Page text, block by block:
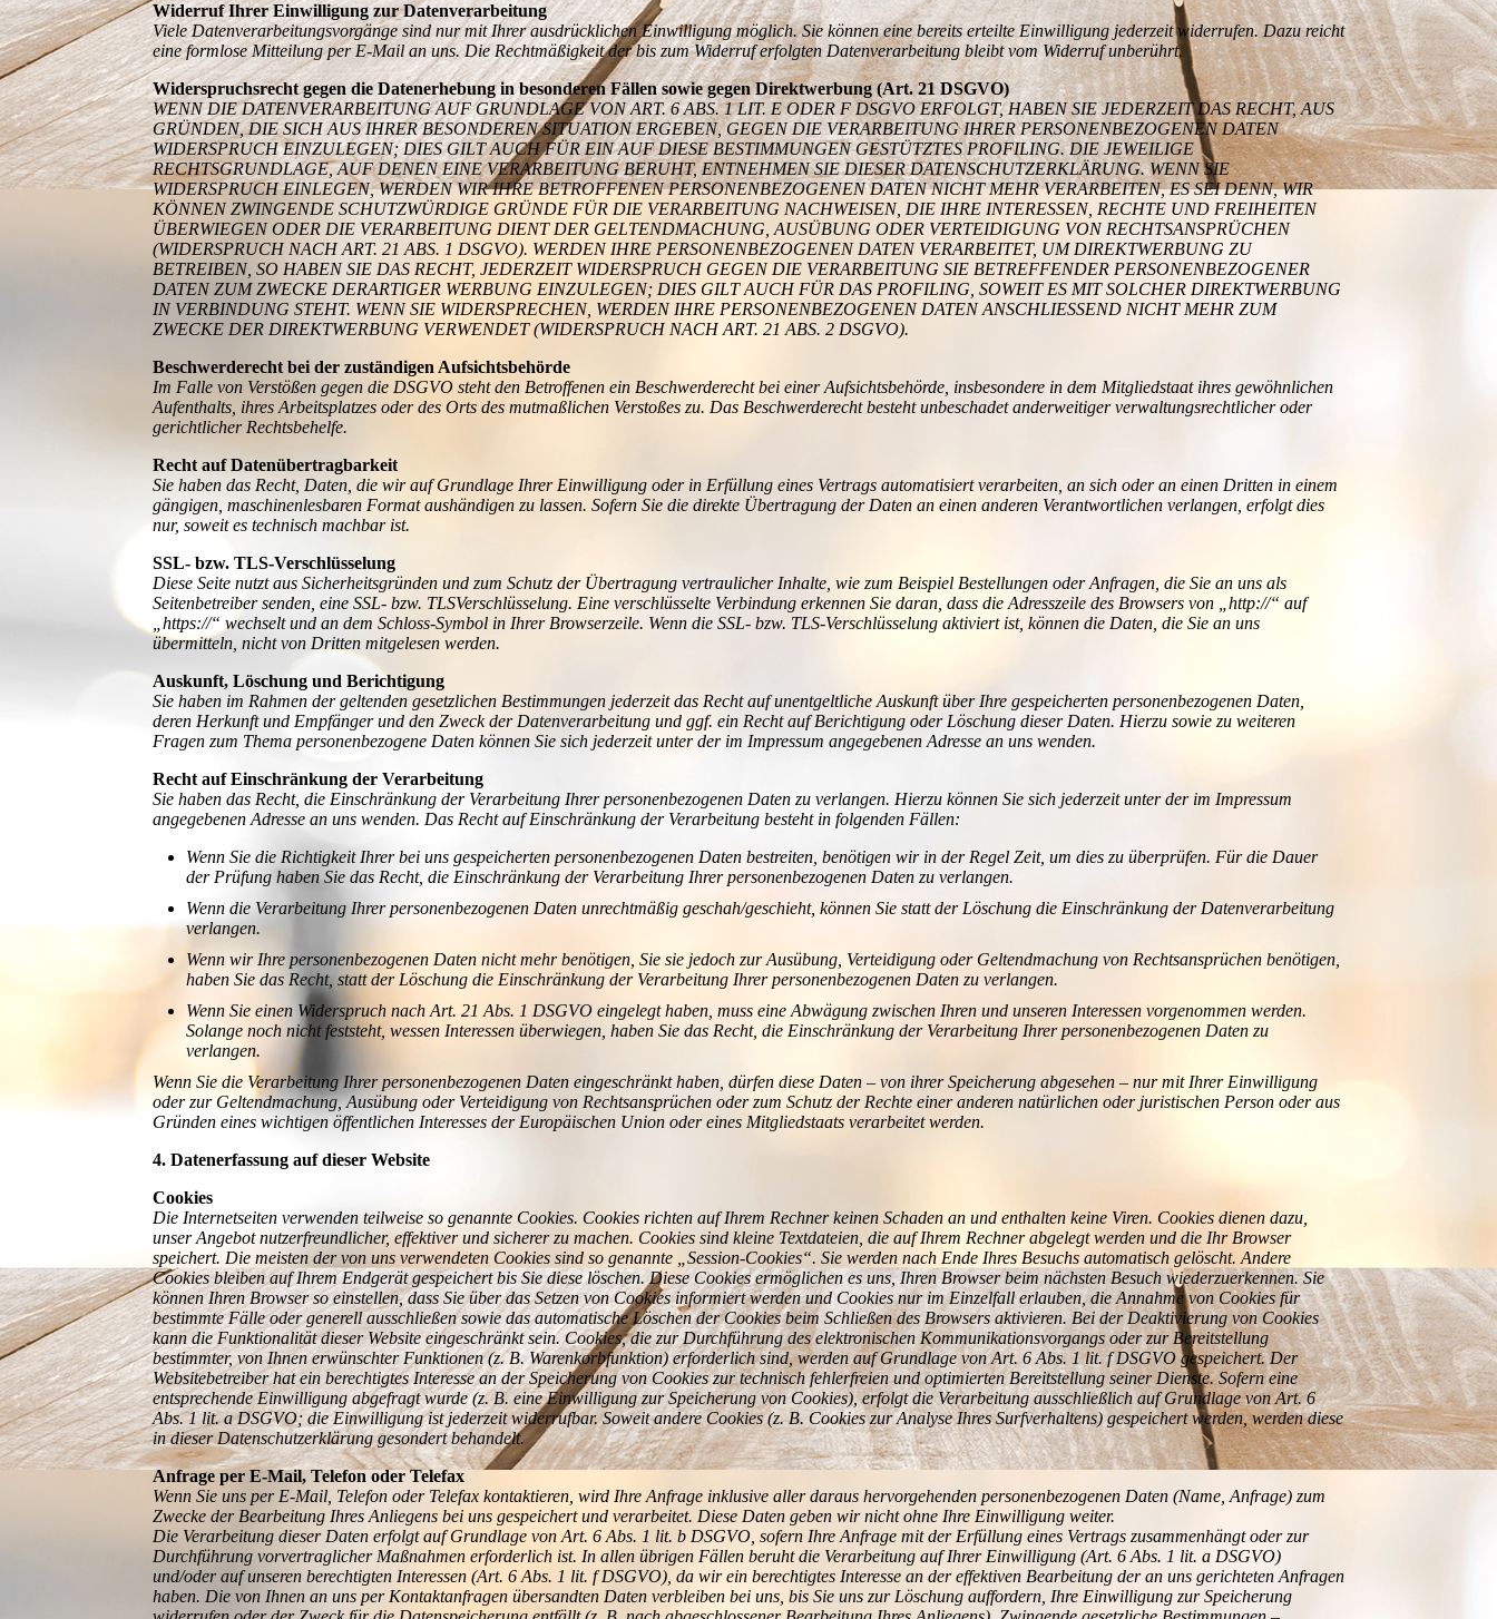
Widerruf Ihrer Einwilligung zur Datenverarbeitung
Viele Datenverarbeitungsvorgänge sind nur mit Ihrer ausdrücklichen Einwilligung möglich. Sie können eine bereits erteilte Einwilligung jederzeit widerrufen. Dazu reicht
eine formlose Mitteilung per E-Mail an uns. Die Rechtmäßigkeit der bis zum Widerruf erfolgten Datenverarbeitung bleibt vom Widerruf unberührt.
Widerspruchsrecht gegen die Datenerhebung in besonderen Fällen sowie gegen Direktwerbung (Art. 21 DSGVO)
WENN DIE DATENVERARBEITUNG AUF GRUNDLAGE VON ART. 6 ABS. 1 LIT. E ODER F DSGVO ERFOLGT, HABEN SIE JEDERZEIT DAS RECHT, AUS
GRÜNDEN, DIE SICH AUS IHRER BESONDEREN SITUATION ERGEBEN, GEGEN DIE VERARBEITUNG IHRER PERSONENBEZOGENEN DATEN
WIDERSPRUCH EINZULEGEN; DIES GILT AUCH FÜR EIN AUF DIESE BESTIMMUNGEN GESTÜTZTES PROFILING. DIE JEWEILIGE
RECHTSGRUNDLAGE, AUF DENEN EINE VERARBEITUNG BERUHT, ENTNEHMEN SIE DIESER DATENSCHUTZERKLÄRUNG. WENN SIE
WIDERSPRUCH EINLEGEN, WERDEN WIR IHRE BETROFFENEN PERSONENBEZOGENEN DATEN NICHT MEHR VERARBEITEN, ES SEI DENN, WIR
KÖNNEN ZWINGENDE SCHUTZWÜRDIGE GRÜNDE FÜR DIE VERARBEITUNG NACHWEISEN, DIE IHRE INTERESSEN, RECHTE UND FREIHEITEN
ÜBERWIEGEN ODER DIE VERARBEITUNG DIENT DER GELTENDMACHUNG, AUSÜBUNG ODER VERTEIDIGUNG VON RECHTSANSPRÜCHEN
(WIDERSPRUCH NACH ART. 21 ABS. 1 DSGVO). WERDEN IHRE PERSONENBEZOGENEN DATEN VERARBEITET, UM DIREKTWERBUNG ZU
BETREIBEN, SO HABEN SIE DAS RECHT, JEDERZEIT WIDERSPRUCH GEGEN DIE VERARBEITUNG SIE BETREFFENDER PERSONENBEZOGENER
DATEN ZUM ZWECKE DERARTIGER WERBUNG EINZULEGEN; DIES GILT AUCH FÜR DAS PROFILING, SOWEIT ES MIT SOLCHER DIREKTWERBUNG
IN VERBINDUNG STEHT. WENN SIE WIDERSPRECHEN, WERDEN IHRE PERSONENBEZOGENEN DATEN ANSCHLIESSEND NICHT MEHR ZUM
ZWECKE DER DIREKTWERBUNG VERWENDET (WIDERSPRUCH NACH ART. 21 ABS. 2 DSGVO).
Beschwerderecht bei der zuständigen Aufsichtsbehörde
Im Falle von Verstößen gegen die DSGVO steht den Betroffenen ein Beschwerderecht bei einer Aufsichtsbehörde, insbesondere in dem Mitgliedstaat ihres gewöhnlichen
Aufenthalts, ihres Arbeitsplatzes oder des Orts des mutmaßlichen Verstoßes zu. Das Beschwerderecht besteht unbeschadet anderweitiger verwaltungsrechtlicher oder
gerichtlicher Rechtsbehelfe.
Recht auf Datenübertragbarkeit
Sie haben das Recht, Daten, die wir auf Grundlage Ihrer Einwilligung oder in Erfüllung eines Vertrags automatisiert verarbeiten, an sich oder an einen Dritten in einem
gängigen, maschinenlesbaren Format aushändigen zu lassen. Sofern Sie die direkte Übertragung der Daten an einen anderen Verantwortlichen verlangen, erfolgt dies
nur, soweit es technisch machbar ist.
SSL- bzw. TLS-Verschlüsselung
Diese Seite nutzt aus Sicherheitsgründen und zum Schutz der Übertragung vertraulicher Inhalte, wie zum Beispiel Bestellungen oder Anfragen, die Sie an uns als
Seitenbetreiber senden, eine SSL- bzw. TLSVerschlüsselung. Eine verschlüsselte Verbindung erkennen Sie daran, dass die Adresszeile des Browsers von „http://“ auf
„https://“ wechselt und an dem Schloss-Symbol in Ihrer Browserzeile. Wenn die SSL- bzw. TLS-Verschlüsselung aktiviert ist, können die Daten, die Sie an uns
übermitteln, nicht von Dritten mitgelesen werden.
Auskunft, Löschung und Berichtigung
Sie haben im Rahmen der geltenden gesetzlichen Bestimmungen jederzeit das Recht auf unentgeltliche Auskunft über Ihre gespeicherten personenbezogenen Daten,
deren Herkunft und Empfänger und den Zweck der Datenverarbeitung und ggf. ein Recht auf Berichtigung oder Löschung dieser Daten. Hierzu sowie zu weiteren
Fragen zum Thema personenbezogene Daten können Sie sich jederzeit unter der im Impressum angegebenen Adresse an uns wenden.
Recht auf Einschränkung der Verarbeitung
Sie haben das Recht, die Einschränkung der Verarbeitung Ihrer personenbezogenen Daten zu verlangen. Hierzu können Sie sich jederzeit unter der im Impressum
angegebenen Adresse an uns wenden. Das Recht auf Einschränkung der Verarbeitung besteht in folgenden Fällen:
Wenn Sie die Richtigkeit Ihrer bei uns gespeicherten personenbezogenen Daten bestreiten, benötigen wir in der Regel Zeit, um dies zu überprüfen. Für die Dauer
der Prüfung haben Sie das Recht, die Einschränkung der Verarbeitung Ihrer personenbezogenen Daten zu verlangen.
Wenn die Verarbeitung Ihrer personenbezogenen Daten unrechtmäßig geschah/geschieht, können Sie statt der Löschung die Einschränkung der Datenverarbeitung
verlangen.
Wenn wir Ihre personenbezogenen Daten nicht mehr benötigen, Sie sie jedoch zur Ausübung, Verteidigung oder Geltendmachung von Rechtsansprüchen benötigen,
haben Sie das Recht, statt der Löschung die Einschränkung der Verarbeitung Ihrer personenbezogenen Daten zu verlangen.
Wenn Sie einen Widerspruch nach Art. 21 Abs. 1 DSGVO eingelegt haben, muss eine Abwägung zwischen Ihren und unseren Interessen vorgenommen werden.
Solange noch nicht feststeht, wessen Interessen überwiegen, haben Sie das Recht, die Einschränkung der Verarbeitung Ihrer personenbezogenen Daten zu
verlangen.
Wenn Sie die Verarbeitung Ihrer personenbezogenen Daten eingeschränkt haben, dürfen diese Daten – von ihrer Speicherung abgesehen – nur mit Ihrer Einwilligung
oder zur Geltendmachung, Ausübung oder Verteidigung von Rechtsansprüchen oder zum Schutz der Rechte einer anderen natürlichen oder juristischen Person oder aus
Gründen eines wichtigen öffentlichen Interesses der Europäischen Union oder eines Mitgliedstaats verarbeitet werden.
4. Datenerfassung auf dieser Website
Cookies
Die Internetseiten verwenden teilweise so genannte Cookies. Cookies richten auf Ihrem Rechner keinen Schaden an und enthalten keine Viren. Cookies dienen dazu,
unser Angebot nutzerfreundlicher, effektiver und sicherer zu machen. Cookies sind kleine Textdateien, die auf Ihrem Rechner abgelegt werden und die Ihr Browser
speichert. Die meisten der von uns verwendeten Cookies sind so genannte „Session-Cookies“. Sie werden nach Ende Ihres Besuchs automatisch gelöscht. Andere
Cookies bleiben auf Ihrem Endgerät gespeichert bis Sie diese löschen. Diese Cookies ermöglichen es uns, Ihren Browser beim nächsten Besuch wiederzuerkennen. Sie
können Ihren Browser so einstellen, dass Sie über das Setzen von Cookies informiert werden und Cookies nur im Einzelfall erlauben, die Annahme von Cookies für
bestimmte Fälle oder generell ausschließen sowie das automatische Löschen der Cookies beim Schließen des Browsers aktivieren. Bei der Deaktivierung von Cookies
kann die Funktionalität dieser Website eingeschränkt sein. Cookies, die zur Durchführung des elektronischen Kommunikationsvorgangs oder zur Bereitstellung
bestimmter, von Ihnen erwünschter Funktionen (z. B. Warenkorbfunktion) erforderlich sind, werden auf Grundlage von Art. 6 Abs. 1 lit. f DSGVO gespeichert. Der
Websitebetreiber hat ein berechtigtes Interesse an der Speicherung von Cookies zur technisch fehlerfreien und optimierten Bereitstellung seiner Dienste. Sofern eine
entsprechende Einwilligung abgefragt wurde (z. B. eine Einwilligung zur Speicherung von Cookies), erfolgt die Verarbeitung ausschließlich auf Grundlage von Art. 6
Abs. 1 lit. a DSGVO; die Einwilligung ist jederzeit widerrufbar. Soweit andere Cookies (z. B. Cookies zur Analyse Ihres Surfverhaltens) gespeichert werden, werden diese
in dieser Datenschutzerklärung gesondert behandelt.
Anfrage per E-Mail, Telefon oder Telefax
Wenn Sie uns per E-Mail, Telefon oder Telefax kontaktieren, wird Ihre Anfrage inklusive aller daraus hervorgehenden personenbezogenen Daten (Name, Anfrage) zum
Zwecke der Bearbeitung Ihres Anliegens bei uns gespeichert und verarbeitet. Diese Daten geben wir nicht ohne Ihre Einwilligung weiter.
Die Verarbeitung dieser Daten erfolgt auf Grundlage von Art. 6 Abs. 1 lit. b DSGVO, sofern Ihre Anfrage mit der Erfüllung eines Vertrags zusammenhängt oder zur
Durchführung vorvertraglicher Maßnahmen erforderlich ist. In allen übrigen Fällen beruht die Verarbeitung auf Ihrer Einwilligung (Art. 6 Abs. 1 lit. a DSGVO)
und/oder auf unseren berechtigten Interessen (Art. 6 Abs. 1 lit. f DSGVO), da wir ein berechtigtes Interesse an der effektiven Bearbeitung der an uns gerichteten Anfragen
haben. Die von Ihnen an uns per Kontaktanfragen übersandten Daten verbleiben bei uns, bis Sie uns zur Löschung auffordern, Ihre Einwilligung zur Speicherung